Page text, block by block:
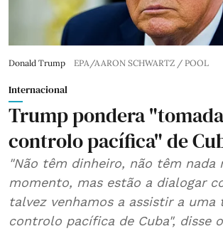
Donald Trump EPA/AARON SCHWARTZ / POOL
Internacional
Trump pondera
controlo pacífica" de
"Não têm dinheiro, não têm nada
momento, mas estão a dialogar
talvez venhamos a assistir a uma
controlo pacífica de Cuba", disse